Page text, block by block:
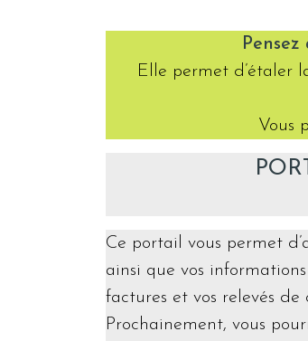
Elle permet d’étaler
Vous
Ce portail vous permet
ainsi que vos
factures et vos relevés de
Prochainement, vous